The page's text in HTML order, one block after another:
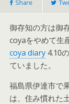
Share
御存知の方は御
coyaをやめて生
coya diary 4.10
ていました。
福島県伊達市で
は、住み慣れた